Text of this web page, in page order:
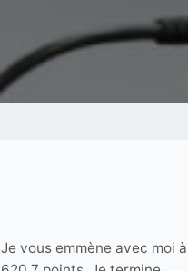
Je vous emmène avec moi